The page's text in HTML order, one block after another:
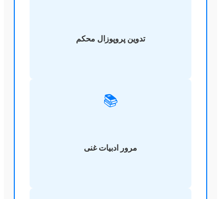
تدوین پروپوزال محکم
📚
مرور ادبیات غنی